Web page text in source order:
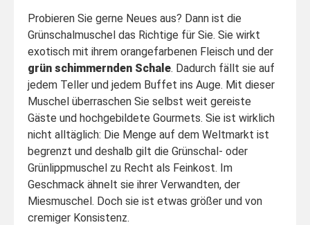
Probieren Sie gerne Neues aus? Dann ist die
Grünschalmuschel das Richtige für Sie. Sie wirkt
exotisch mit ihrem orangefarbenen Fleisch und der
grün schimmernden Schale. Dadurch fällt sie auf
jedem Teller und jedem Buffet ins Auge. Mit dieser
Muschel überraschen Sie selbst weit gereiste
Gäste und hochgebildete Gourmets. Sie ist wirklich
nicht alltäglich: Die Menge auf dem Weltmarkt ist
begrenzt und deshalb gilt die Grünschal- oder
Grünlippmuschel zu Recht als Feinkost. Im
Geschmack ähnelt sie ihrer Verwandten, der
Miesmuschel. Doch sie ist etwas größer und von
cremiger Konsistenz.